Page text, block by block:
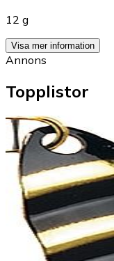
12 g
Visa mer information
Annons
Topplistor